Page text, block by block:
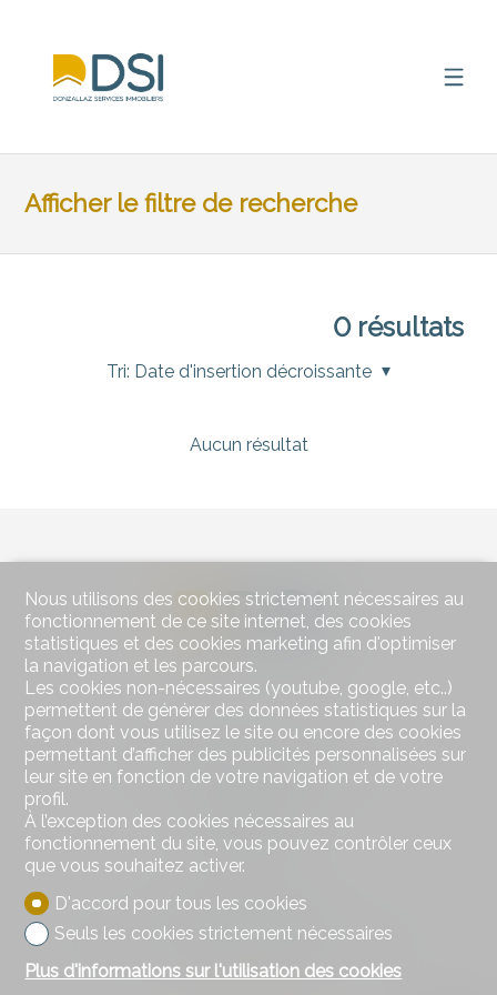
Afficher le filtre de recherche
0résultats
Tri: Date d'insertion décroissante
Aucun résultat
Contactez-nous
DSI Donzallaz Services Immobiliers Sàrl
Rue de l'Industrie 8
1630 Bulle
Tél. 026 919 17 17
info@d-si.ch
Restez connecté
Ne laissez aucun bien vous échapper, inscrivez-vous
Nous utilisons des cookies strictement nécessaires au
fonctionnement de ce site internet, des cookies
statistiques et des cookies marketing afin d'optimiser
la navigation et les parcours.
Les cookies non-nécessaires (youtube, google, etc..)
permettent de générer des données statistiques sur la
façon dont vous utilisez le site ou encore des cookies
permettant d’afficher des publicités personnalisées sur
leur site en fonction de votre navigation et de votre
profil.
À l’exception des cookies nécessaires au
fonctionnement du site, vous pouvez contrôler ceux
que vous souhaitez activer.
D'accord pour tous les cookies
Seuls les cookies strictement nécessaires
Plus d'informations sur l'utilisation des cookies